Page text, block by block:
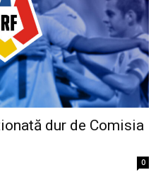
dur de Comisia
0